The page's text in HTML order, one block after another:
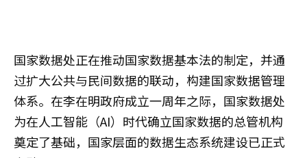
国家数据处正在推动国家数据基本法的制定，并通
过扩大公共与民间数据的联动，构建国家数据管理
体系。在李在明政府成立一周年之际，国家数据处
为在人工智能（AI）时代确立国家数据的总管机构
奠定了基础，国家层面的数据生态系统建设已正式